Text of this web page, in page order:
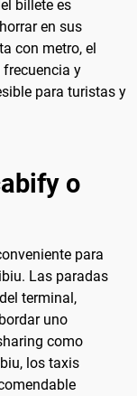
billete es
en sus
con metro, el
y
para turistas y
o
para
Las paradas
terminal,
uno
como
los taxis